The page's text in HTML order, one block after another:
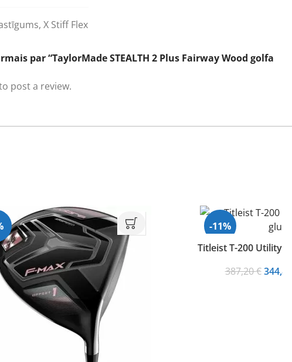
, X Stiff Flex
par “TaylorMade STEALTH 2 Plus Fairway Wood golfa
post a review.
-11%
Titleist T-200 Utility
387,20€